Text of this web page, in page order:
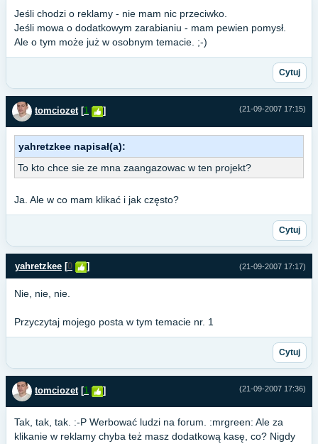
Jeśli chodzi o reklamy - nie mam nic przeciwko.
Jeśli mowa o dodatkowym zarabianiu - mam pewien pomysł.
Ale o tym może już w osobnym temacie. ;-)
Cytuj
(21-09-2007 17:15)
tomciozet [1 ]
yahretzkee napisał(a):
To kto chce sie ze mna zaangazowac w ten projekt?
Ja. Ale w co mam klikać i jak często?
Cytuj
(21-09-2007 17:17)
yahretzkee [0 ]
Nie, nie, nie.
Przyczytaj mojego posta w tym temacie nr. 1
Cytuj
(21-09-2007 17:36)
tomciozet [1 ]
Tak, tak, tak. :-P Werbować ludzi na forum. :mrgreen: Ale za
klikanie w reklamy chyba też masz dodatkową kasę, co? Nigdy